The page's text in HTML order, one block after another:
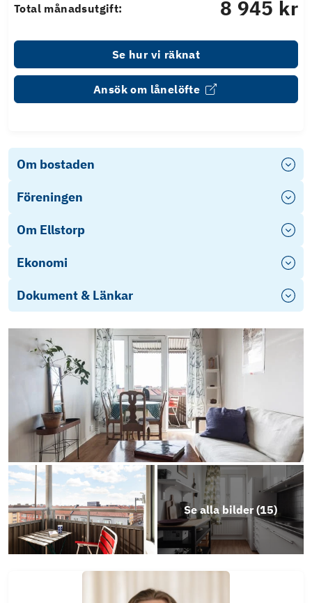
Total månadsutgift: 8 945 kr
Se hur vi räknat
Ansök om lånelöfte
Om bostaden
Föreningen
Om Ellstorp
Ekonomi
Dokument & Länkar
Energideklaration
Årsredovisning 2024 Hsb Brf Ellstorp
Stadgar
Se alla bilder (15)